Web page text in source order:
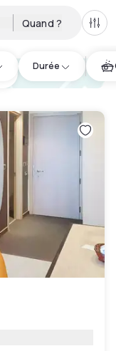
Quand ?
Durée